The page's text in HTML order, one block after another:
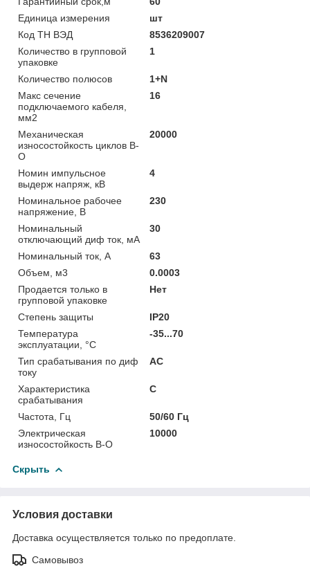
Единица измерения
шт
Код ТН ВЭД
8536209007
Количество в групповой
упаковке
1
Количество полюсов
1+N
Макс сечение
подключаемого кабеля,
мм2
16
Механическая
износостойкость циклов В-
О
20000
Номин импульсное
выдерж напряж, кВ
4
Номинальное рабочее
напряжение, В
230
Номинальный
отключающий диф ток, мА
30
Номинальный ток, А
63
Объем, м3
0.0003
Продается только в
групповой упаковке
Нет
Степень защиты
IP20
Температура
эксплуатации, °C
-35...70
Тип срабатывания по диф
току
AC
Характеристика
срабатывания
C
Частота, Гц
50/60 Гц
Электрическая
износостойкость В-О
10000
Скрыть
Условия доставки
Доставка осуществляется только по предоплате.
Самовывоз